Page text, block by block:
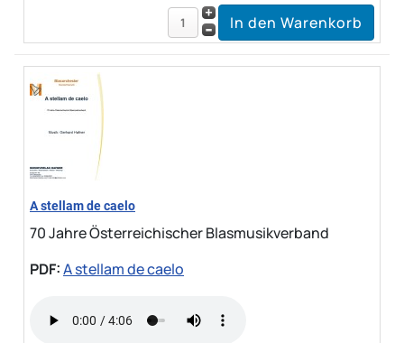
A stellam de caelo
70 Jahre Österreichischer Blasmusikverband
PDF:A stellam de caelo